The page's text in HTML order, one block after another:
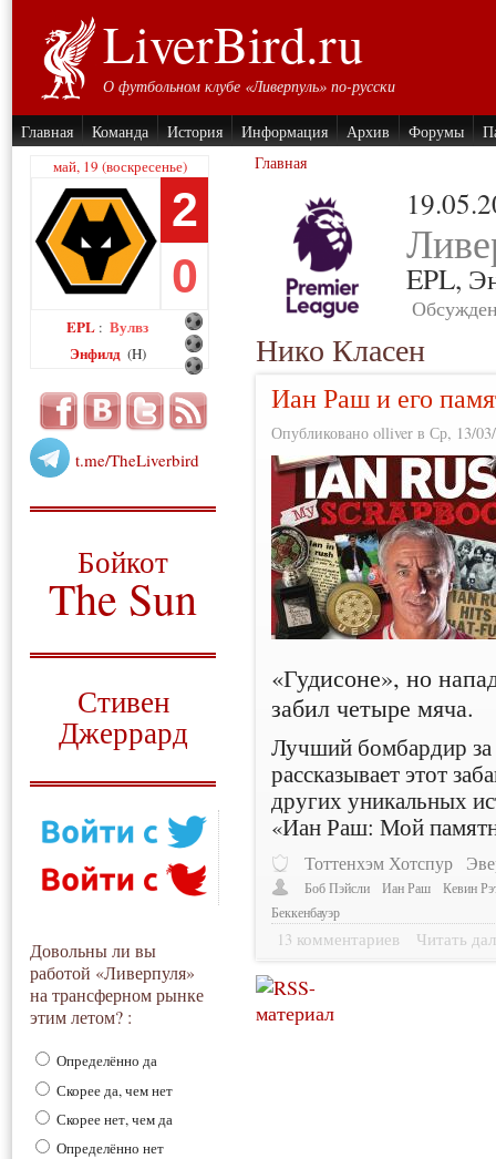
LiverBird.ru
О футбольном клубе «Ливерпуль» по-русски
Главная Команда История Информация Архив Форумы
май, 19 (воскресенье)
2
0
EPL : Вулвз
Энфилд (H)
t.me/TheLiverbird
Бойкот
The Sun
Стивен
Джеррард
Довольны ли вы
работой «Ливерпуля»
на трансферном рынке
этим летом? :
Определённо да
Скорее да, чем нет
Скорее нет, чем да
Определённо нет
Главная
EPL,
Нико Класен
Иан Раш и его
Опубликовано olliver в Ср, 13/
«Гудисоне», но
забил четыре мяча.
Лучший бомбардир
рассказывает этот
других уникальных
«Иан Раш: Мой
Тоттенхэм Хотспур
Боб Пэйсли Иан Раш
Кевин
Беккенбауэр
13 комментариев Читать